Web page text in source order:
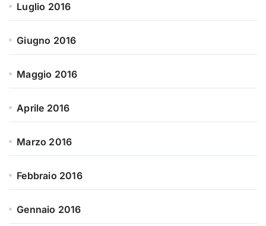
Luglio 2016
Giugno 2016
Maggio 2016
Aprile 2016
Marzo 2016
Febbraio 2016
Gennaio 2016